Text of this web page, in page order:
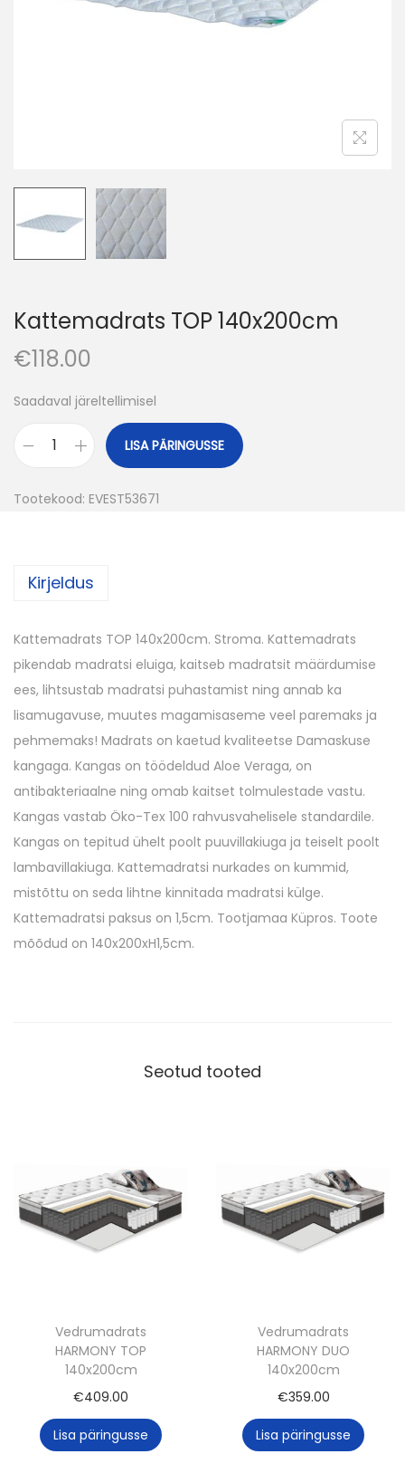
o
Kattemadrats TOP 140x200cm
€118.00
Saadaval järeltellimisel
t
m
d
r
a
t
s
T
O
P
1
4
0
x
2
LISA PÄRINGUSSE
Tootekood: EVEST53671
Kirjeldus
Kattemadrats TOP 140x200cm. Stroma. Kattemadrats
pikendab madratsi eluiga, kaitseb madratsit määrdumise
ees, lihtsustab madratsi puhastamist ning annab ka
lisamugavuse, muutes magamisaseme veel paremaks ja
pehmemaks! Madrats on kaetud kvaliteetse Damaskuse
kangaga. Kangas on töödeldud Aloe Veraga, on
antibakteriaalne ning omab kaitset tolmulestade vastu.
Kangas vastab Öko-Tex 100 rahvusvahelisele standardile.
Kangas on tepitud ühelt poolt puuvillakiuga ja teiselt poolt
lambavillakiuga. Kattemadratsi nurkades on kummid,
mistõttu on seda lihtne kinnitada madratsi külge.
Kattemadratsi paksus on 1,5cm. Tootjamaa Küpros. Toote
mõõdud on 140x200xH1,5cm.
Seotud tooted
Vedrumadrats
HARMONY TOP
140x200cm
€409.00
Lisa päringusse
Vedrumadrats
HARMONY DUO
140x200cm
€359.00
Lisa päringusse